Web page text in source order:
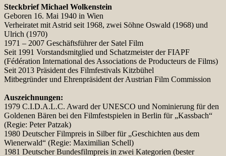
Steckbrief Michael Wolkenstein
Geboren 16. Mai 1940 in Wien
Verheiratet mit Astrid seit 1968, zwei Söhne Oswald (1968) und
Ulrich (1970)
1971 – 2007 Geschäftsführer der Satel Film
Seit 1991 Vorstandsmitglied und Schatzmeister der FIAPF
(Fédération International des Associations de Producteurs de Films)
Seit 2013 Präsident des Filmfestivals Kitzbühel
Mitbegründer und Ehrenpräsident der Austrian Film Commission
Auszeichnungen:
1979 C.I.D.A.L.C. Award der UNESCO und Nominierung für den
Goldenen Bären bei den Filmfestspielen in Berlin für „Kassbach“
(Regie: Peter Patzak)
1980 Deutscher Filmpreis in Silber für „Geschichten aus dem
Wienerwald“ (Regie: Maximilian Schell)
1981 Deutscher Bundesfilmpreis in zwei Kategorien (bester